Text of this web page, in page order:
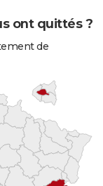
ont quittés ?
de